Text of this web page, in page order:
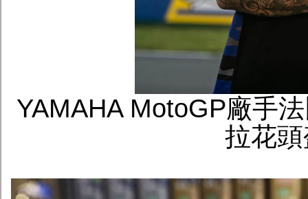
YAMAHA MotoGP廠手
拉花